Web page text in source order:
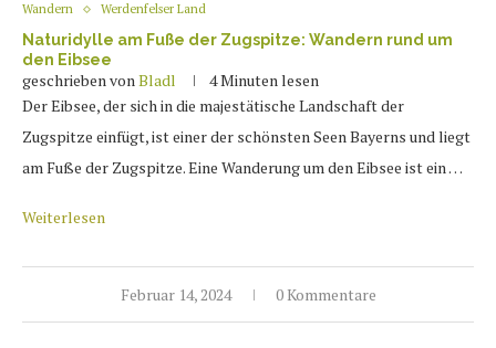
Wandern Werdenfelser Land
Naturidylle am Fuße der Zugspitze: Wandern rund um
den Eibsee
geschrieben vonBladl
4 Minuten lesen
Der Eibsee, der sich in die majestätische Landschaft der
Zugspitze einfügt, ist einer der schönsten Seen Bayerns und liegt
am Fuße der Zugspitze. Eine Wanderung um den Eibsee ist ein …
Weiterlesen
Februar 14, 2024 0 Kommentare